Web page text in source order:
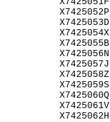
X7425052P
X7425053D
X7425054X
X7425055B
X7425056N
X7425057J
X7425058Z
X7425059S
X7425060Q
X7425061V
X7425062H